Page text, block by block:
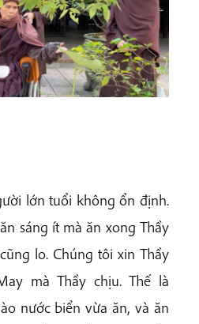
lớn tuổi không ổn định.
sáng ít mà ăn xong Thầy
lo. Chúng tôi xin Thầy
mà Thầy chịu. Thế là
nước biển vừa ăn, và ăn